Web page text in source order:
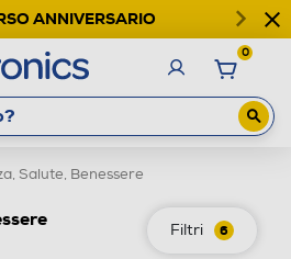
ANNIVERSARIO
0
Salute, Benessere
Filtri 6